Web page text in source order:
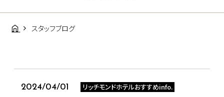
スタッフブログ
2024/04/01 リッチモンドホテルおすすめinfo.